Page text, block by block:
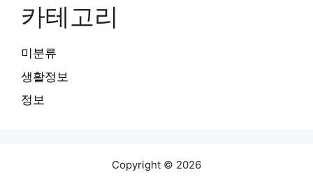
카테고리
미분류
생활정보
정보
Copyright © 2026